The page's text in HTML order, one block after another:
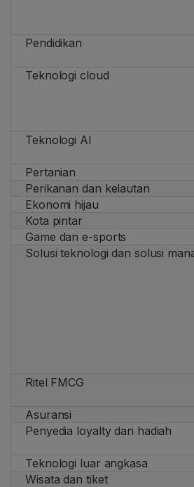
Pendidikan
Teknologi cloud
Teknologi AI
Pertanian
Perikanan dan kelautan
Ekonomi hijau
Kota pintar
Game dan e-sports
Solusi teknologi dan solusi
Ritel FMCG
Asuransi
Penyedia loyalty dan hadiah
Teknologi luar angkasa
Wisata dan tiket